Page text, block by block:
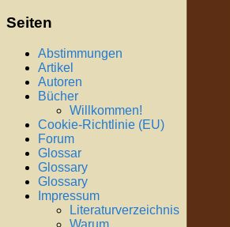
Seiten
Abstimmungen
Artikel
Autoren
Bücher
Willkommen!
Cookie-Richtlinie (EU)
Forum
Glossar
Glossary
Glossary
Impressum
Literaturverzeichnis
Warum